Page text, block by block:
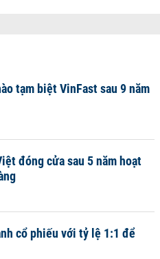
tạm biệt VinFast sau 9 năm
đóng cửa sau 5 năm hoạt
cổ phiếu với tỷ lệ 1:1 để